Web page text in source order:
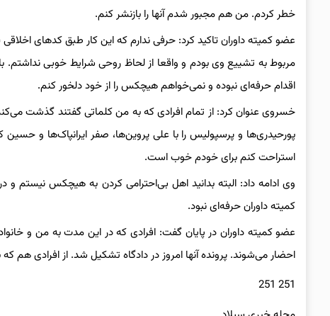
خطر کردم. من هم مجبور شدم آنها را بازنشر کنم‌.
عضو کمیته داوران تاکید کرد: حرفی ندارم که این کار طبق کدهای
اقدام حرفه‌ای نبوده و نمی‌خواهم هیچکس را از خود دلخور کنم‌.
خسروی عنوان کرد: از تمام افرادی که به من کلماتی گفتند گذشت
پورحیدری‌ها و پرسپولیس را با علی پروین‌ها، صفر ایرانپاک‌ها و
استراحت کنم برای خودم خوب است.
وی ادامه داد: البته بدانید اهل بی‌احترامی کردن به هیچکس نیستم‌
کمیته داوران حرفه‌ای نبود.
عضو کمیته داوران در پایان گفت: افرادی که در این مدت به من و
احضار می‌شوند. پرونده آنها امروز در دادگاه تشکیل شد. از افرادی هم
251 251